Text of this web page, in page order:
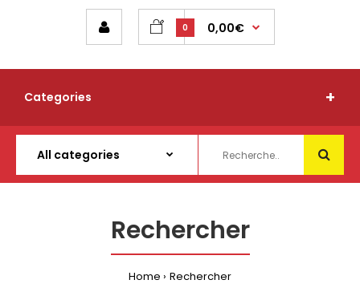
0 0,00€
Categories
Rechercher
Home Rechercher